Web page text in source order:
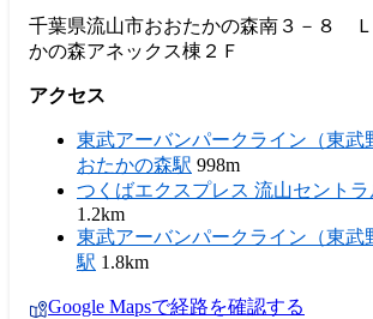
千葉県流山市おおたかの森南３－８
かの森アネックス棟２Ｆ
アクセス
東武アーバンパークライン（東武
おたかの森駅 998m
つくばエクスプレス 流山セント
1.2km
東武アーバンパークライン（東武
駅 1.8km
Google Mapsで経路を確認する